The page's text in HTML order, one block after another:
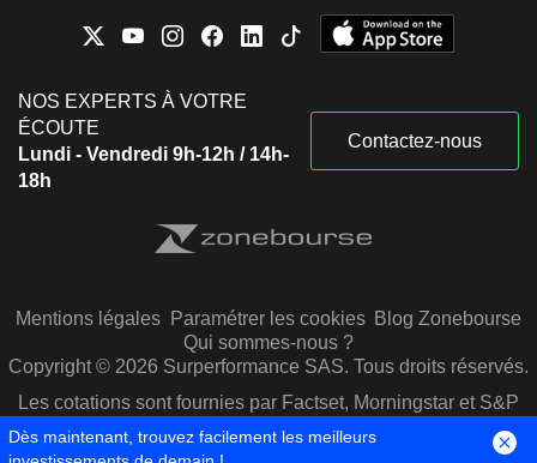
NOS EXPERTS À VOTRE
ÉCOUTE
Lundi - Vendredi 9h-12h / 14h-
18h
Contactez-nous
Mentions légales Paramétrer les cookies Blog Zonebourse
Qui sommes-nous ?
Copyright © 2026 Surperformance SAS. Tous droits réservés.
Les cotations sont fournies par Factset, Morningstar et S&P
Capital IQ
Dès maintenant, trouvez facilement les meilleurs